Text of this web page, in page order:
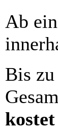
Ab
Bis